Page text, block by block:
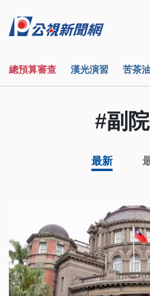
總預算審查 漢光演習 苦茶
#副
最新